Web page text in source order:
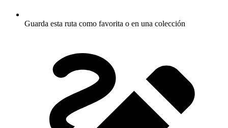
Guarda esta ruta como favorita o en una colección